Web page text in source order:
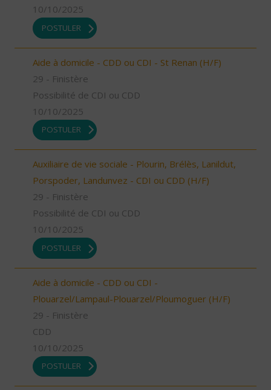
10/10/2025
POSTULER
Aide à domicile - CDD ou CDI - St Renan (H/F)
29 - Finistère
Possibilité de CDI ou CDD
10/10/2025
POSTULER
Auxiliaire de vie sociale - Plourin, Brélès, Lanildut,
Porspoder, Landunvez - CDI ou CDD (H/F)
29 - Finistère
Possibilité de CDI ou CDD
10/10/2025
POSTULER
Aide à domicile - CDD ou CDI -
Plouarzel/Lampaul-Plouarzel/Ploumoguer (H/F)
29 - Finistère
CDD
10/10/2025
POSTULER